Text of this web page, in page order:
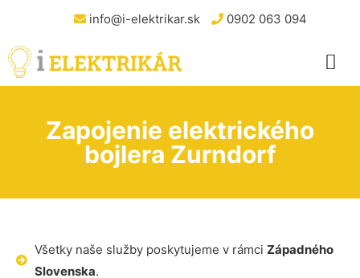
info@i-elektrikar.sk 0902 063 094
Zapojenie elektrického
bojlera Zurndorf
Všetky naše služby poskytujeme v rámci Západného
Slovenska.